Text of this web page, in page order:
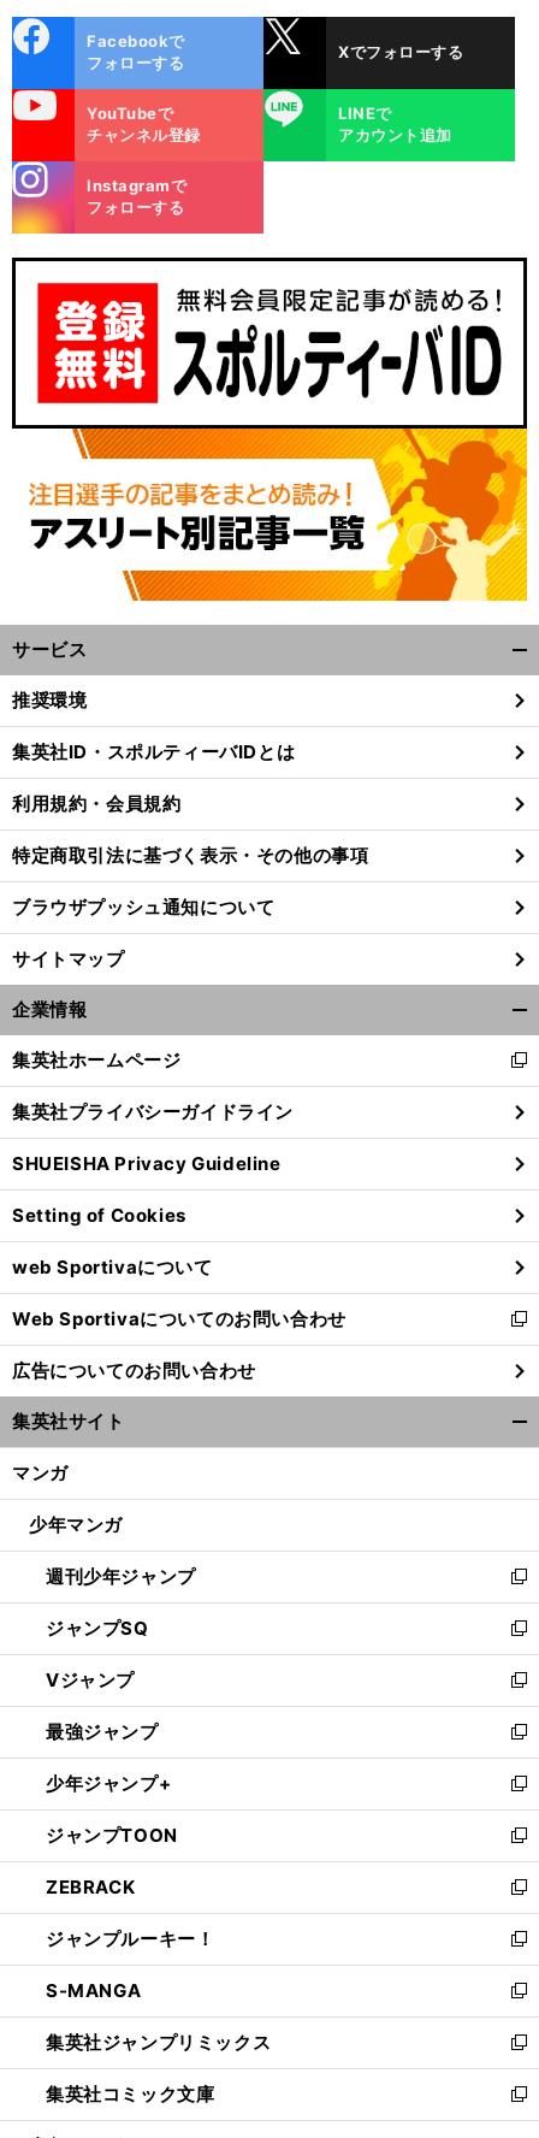
ok
Facebookで
フォローする
Xでフォローする
YouTubeで
チャンネル登録
LINE
LINEで
アカウント追加
m
Instagramで
フォローする
サービス
閉
る
推奨環境
集英社ID・スポルティーバIDとは
利用規約・会員規約
特定商取引法に基づく表示・その他の事項
ブラウザプッシュ通知について
サイトマップ
企業情報
閉
る
集英社ホームページ
新
し
い
ウ
ィ
ン
ド
ウ
で
開
く
集英社プライバシーガイドライン
SHUEISHA Privacy Guideline
Setting of Cookies
web Sportivaについて
Web Sportivaについてのお問い合わせ
新
し
い
ウ
ィ
ン
ウ
開
く
広告についてのお問い合わせ
集英社サイト
マンガ
少年マンガ
週刊少年ジャンプ
新
し
い
ウ
ィ
ン
ド
ウ
で
開
く
ジャンプSQ
新
し
い
ウ
ィ
ン
ド
ウ
で
開
く
Vジャンプ
新
し
い
ウ
ィ
ン
ド
ウ
で
開
く
最強ジャンプ
新
し
い
ウ
ィ
ン
ド
ウ
で
開
く
少年ジャンプ+
新
し
い
ウ
ィ
ン
ド
ウ
で
開
く
ジャンプTOON
新
し
い
ウ
ィ
ン
ド
ウ
で
開
く
ZEBRACK
新
し
い
ウ
ィ
ン
ド
ウ
で
開
ジャンプルーキー！
新
し
い
ウ
ィ
ン
ド
ウ
S-MANGA
新
し
い
ウ
ィ
ン
集英社ジャンプリミックス
新
し
い
ウ
集英社コミック文庫
新
し